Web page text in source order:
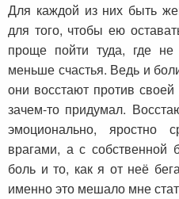
Для каждой из них быть
для того, чтобы ею
проще пойти туда, где
меньше счастья. Ведь и
они восстают против
зачем-то придумал.
эмоционально,
врагами, а с
боль и то, как я от неё
именно это мешало мне